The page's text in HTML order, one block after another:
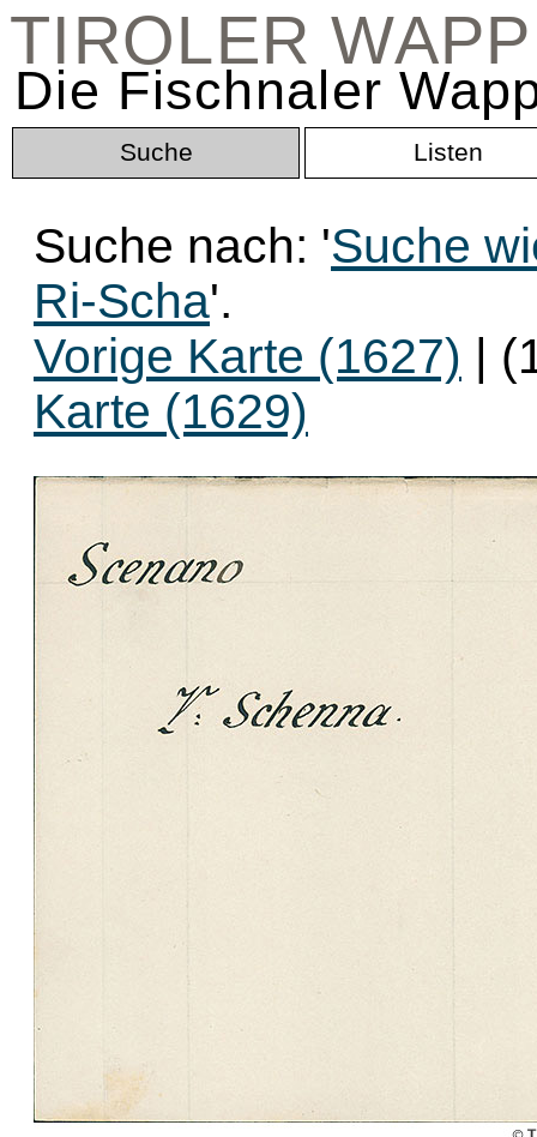
TIROLER
Die Fischnaler
Suche Listen
Suche nach: 'Suche
Ri-Scha'.
Vorige Karte (1627) |
Karte (1629)